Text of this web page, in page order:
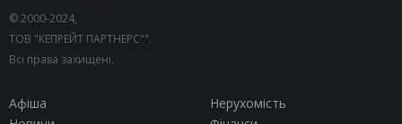
© 2000-2024,
ТОВ "КЕПРЕЙТ ПАРТНЕРС"".
Всі права захищені.
Афіша
Нерухомість